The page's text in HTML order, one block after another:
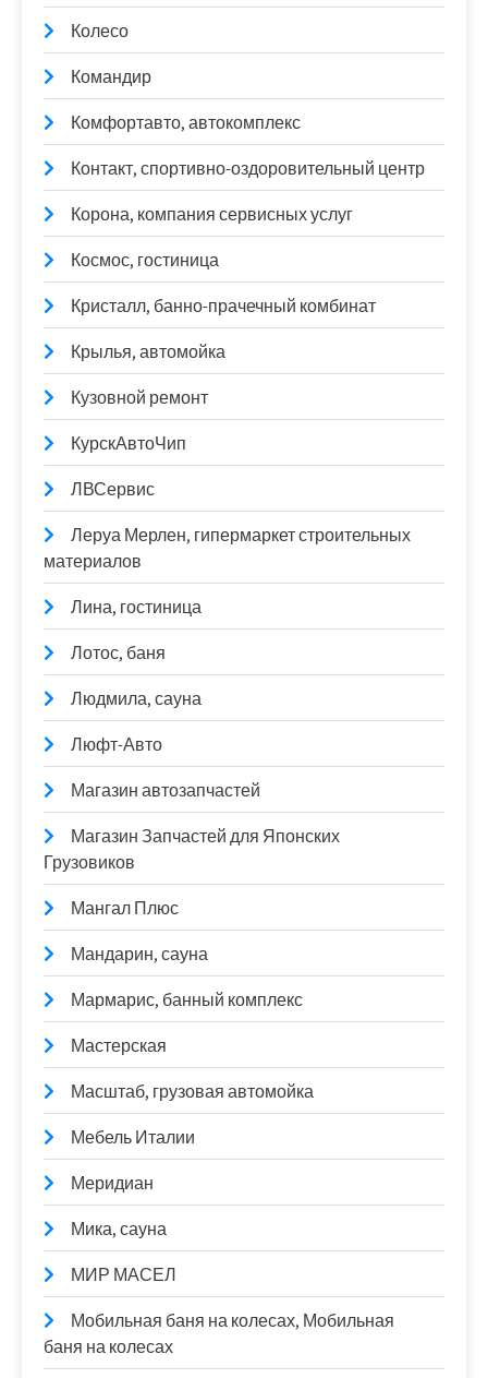
Колесо
Командир
Комфортавто, автокомплекс
Контакт, спортивно-оздоровительный центр
Корона, компания сервисных услуг
Космос, гостиница
Кристалл, банно-прачечный комбинат
Крылья, автомойка
Кузовной ремонт
КурскАвтоЧип
ЛВСервис
Леруа Мерлен, гипермаркет строительных
материалов
Лина, гостиница
Лотос, баня
Людмила, сауна
Люфт-Авто
Магазин автозапчастей
Магазин Запчастей для Японских
Грузовиков
Мангал Плюс
Мандарин, сауна
Мармарис, банный комплекс
Мастерская
Масштаб, грузовая автомойка
Мебель Италии
Меридиан
Мика, сауна
МИР МАСЕЛ
Мобильная баня на колесах, Мобильная
баня на колесах